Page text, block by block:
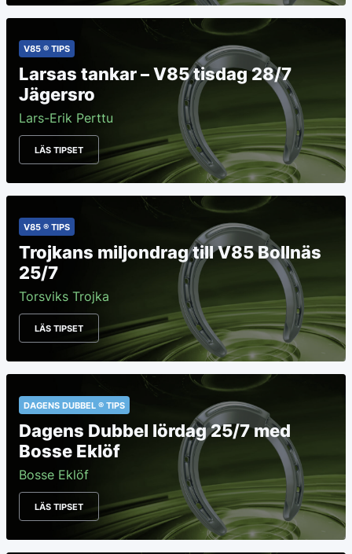
V85 ® TIPS
Larsas tankar – V85 tisdag 28/7
Jägersro
Lars-Erik Perttu
LÄS TIPSET
V85 ® TIPS
Trojkans miljondrag till V85 Bollnäs
25/7
Torsviks Trojka
LÄS TIPSET
DAGENS DUBBEL ® TIPS
Dagens Dubbel lördag 25/7 med
Bosse Eklöf
Bosse Eklöf
LÄS TIPSET